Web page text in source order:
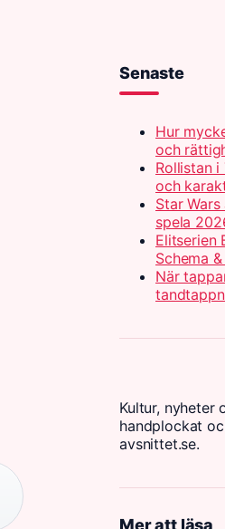
Senaste
Hur
och
Rollistan i
och
Star
spela
Elitserien
Schema
När
Kultur,
handplockat
avsnittet.se.